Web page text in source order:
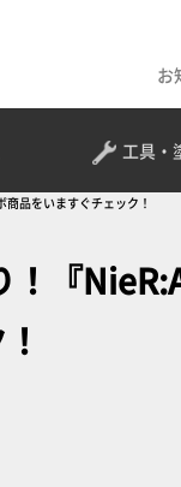
お
工具・
品をいますぐチェック！
！『